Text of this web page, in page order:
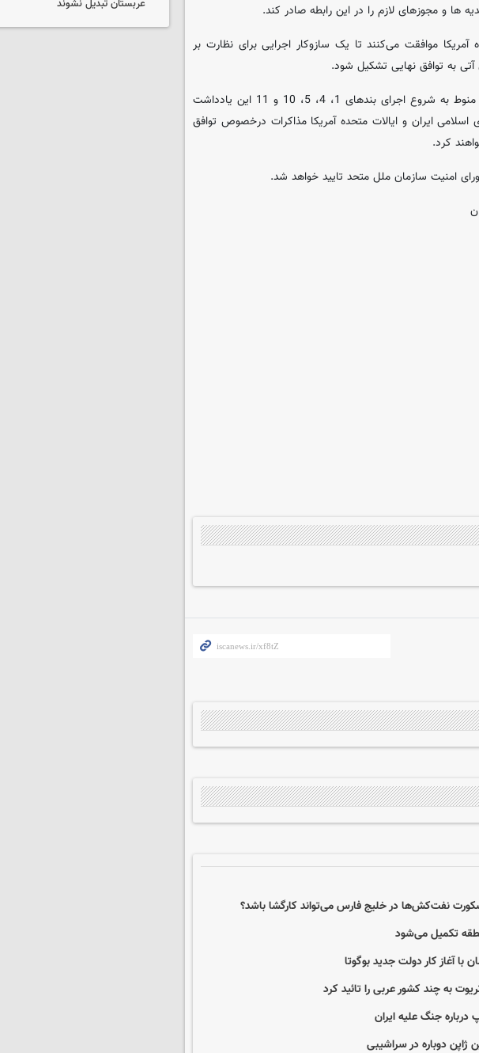
ها و مجوزهای لازم را در این رابطه صادر کند.
آمریکا موافقت می‌کنند تا یک سازوکار اجرایی برای نظارت بر
به توافق نهایی تشکیل شود.
13. پس از امضای این یادداشت تفاهم و منوط به شروع اجرای بندهای 1، 4، 5، 10 و 11 این یادداشت
اسلامی ایران و ایالات متحده آمریکا مذاکرات درخصوص توافق
کرد.
نفت‌کش‌ها در خلیج فارس می‌تواند کارگشا باشد؟
تکمیل می‌شود
با آغاز کار دولت جدید بوگوتا
درباره جنگ علیه ایران
ژاپن دوباره در سراشیبی
عربستان تبدیل نشوند